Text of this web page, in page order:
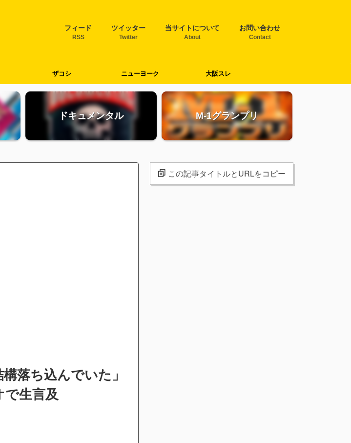
フィード
RSS
ツイッター
Twitter
当サイトについて
About
お問い合わせ
Contact
ザコシ ニューヨーク 大阪スレ
ドキュメンタル M-1グランプリ
落ち込んでいた」
生言及
この記事タイトルとURLをコピー